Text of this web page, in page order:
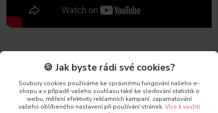
Parametry
Výrobce Leilieve
🍪 Jak byste rádi své cookies?
Soubory cookies používáme ke správnému fungování našeho e-
shopu a v případě vašeho souhlasu také ke sledování statistik o
webu, měření efektivity reklamních kampaní, zapamatování
vašeho oblíbeného nastavení při používání stránek. Více k využití